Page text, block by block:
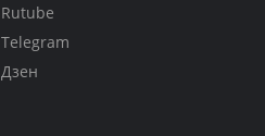
Rutube
Telegram
Дзен